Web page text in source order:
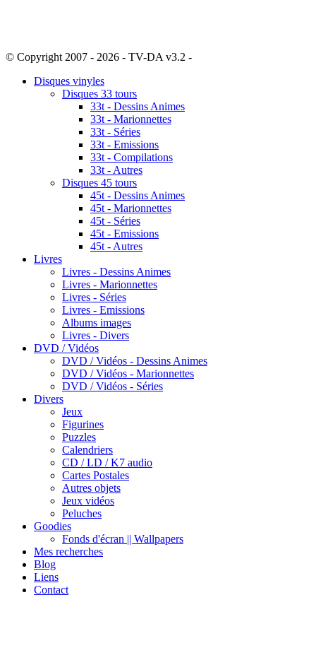
© Copyright 2007 - 2026 - TV-DA v3.2 -
Disques vinyles
Disques 33 tours
33t - Dessins Animes
33t - Marionnettes
33t - Séries
33t - Emissions
33t - Compilations
33t - Autres
Disques 45 tours
45t - Dessins Animes
45t - Marionnettes
45t - Séries
45t - Emissions
45t - Autres
Livres
Livres - Dessins Animes
Livres - Marionnettes
Livres - Séries
Livres - Emissions
Albums images
Livres - Divers
DVD / Vidéos
DVD / Vidéos - Dessins Animes
DVD / Vidéos - Marionnettes
DVD / Vidéos - Séries
Divers
Jeux
Figurines
Puzzles
Calendriers
CD / LD / K7 audio
Cartes Postales
Autres objets
Jeux vidéos
Peluches
Goodies
Fonds d'écran || Wallpapers
Mes recherches
Blog
Liens
Contact